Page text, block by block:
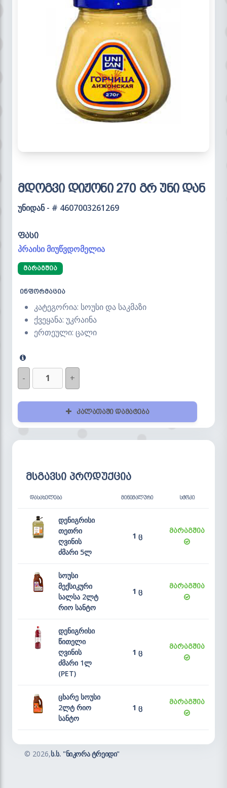
მდოგვი დიჟონი 270 გრ უნი დან
უნიდან - # 4607003261269
ფასი
პრაისი მიუწვდომელია
ᲛᲐᲠᲐᲒᲨᲘᲐ
ინფორმაცია
კატეგორია: სოუსი და საკმაზი
ქვეყანა: უკრაინა
ერთეული: ცალი
- +
კალათაში დამატება
მსგავსი პროდუქცია
ᲓᲐᲡᲐᲮᲔᲚᲔᲑᲐ ᲛᲘᲜᲘᲛᲐᲚᲣᲠᲘ ᲡᲢᲝᲙᲘ
დენიგრისი
თეთრი
ღვინის
ძმარი 5ლ
1 ც
მარაგშია
სოუსი
მექსიკური
სალსა 2ლტ
რიო სანტო
1 ც
მარაგშია
დენიგრისი
წითელი
ღვინის
ძმარი 1ლ
(PET)
1 ც
მარაგშია
ცხარე სოუსი
2ლტ რიო
სანტო
1 ც
მარაგშია
© 2026,ს.ს. "ნიკორა ტრეიდი"